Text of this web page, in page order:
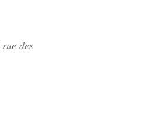
rue des